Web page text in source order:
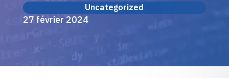
Uncategorized
27 février 2024